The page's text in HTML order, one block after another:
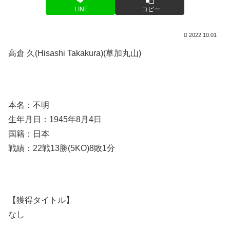
LINE コピー
2022.10.01
高倉 久(Hisashi Takakura)(草加丸山)
本名：不明
生年月日：1945年8月4日
国籍：日本
戦績：22戦13勝(5KO)8敗1分
【獲得タイトル】
なし